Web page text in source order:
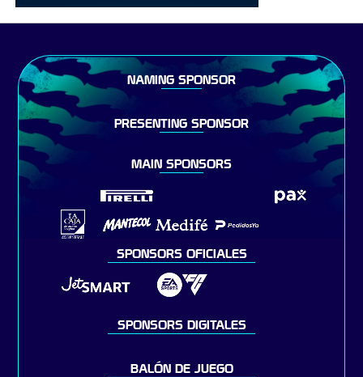
NAMING SPONSOR
PRESENTING SPONSOR
MAIN SPONSORS
SPONSORS OFICIALES
SPONSORS DIGITALES
BALÓN DE JUEGO